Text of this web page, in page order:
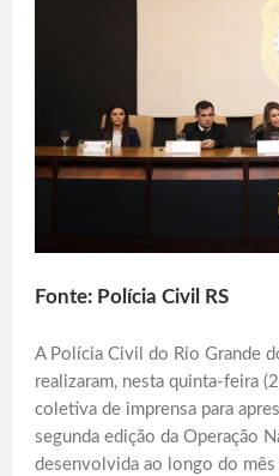
Fonte: Polícia Civil RS
A Polícia Civil do Rio Grande
realizaram, nesta quinta-feira
coletiva de imprensa para
segunda edição da Operação
desenvolvida ao longo do mês